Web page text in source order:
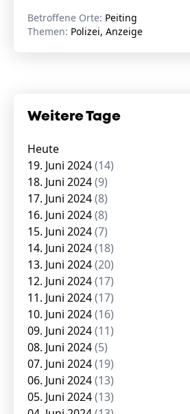
Betroffene Orte: Peiting
Themen: Polizei, Anzeige
Weitere Tage
Heute
19. Juni 2024(14)
18. Juni 2024(9)
17. Juni 2024(8)
16. Juni 2024(8)
15. Juni 2024(7)
14. Juni 2024(18)
13. Juni 2024(20)
12. Juni 2024(17)
11. Juni 2024(17)
10. Juni 2024(16)
09. Juni 2024(11)
08. Juni 2024(5)
07. Juni 2024(19)
06. Juni 2024(13)
05. Juni 2024(13)